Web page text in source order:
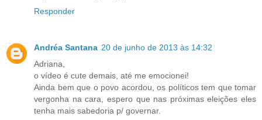
Responder
Andréa Santana 20 de junho de 2013 às 14:32
Adriana,
o vídeo é cute demais, até me emocionei!
Ainda bem que o povo acordou, os políticos tem que tomar
vergonha na cara, espero que nas próximas eleições eles
tenha mais sabedoria p/ governar.